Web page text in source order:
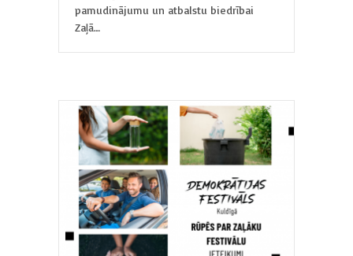
pamudinājumu un atbalstu biedrībai
Zaļā…